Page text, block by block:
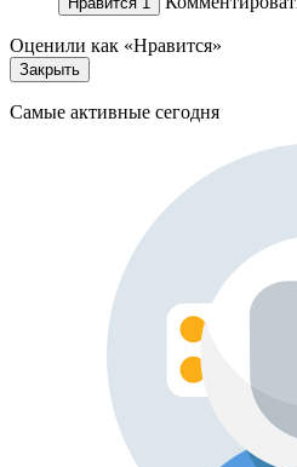
Оценили как «Нравится»
Закрыть
Самые активные сегодня